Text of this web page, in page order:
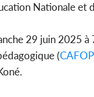
Nationale et
29 juin 2025 à
(CAFOP